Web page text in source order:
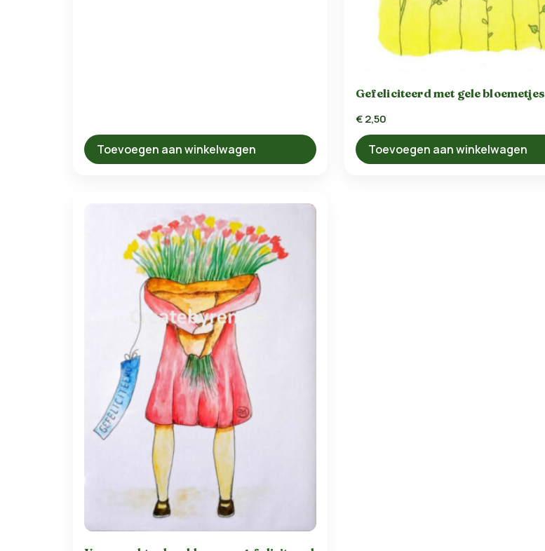
Toevoegen aan winkelwagen
Gefeliciteerd met gele bloemetjes
€2,50
Toevoegen aan winkelwagen